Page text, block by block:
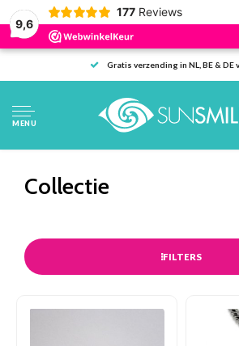
9,6
177 Reviews
Gratis verzending in NL, BE & DE
MENU
Collectie
FILTERS